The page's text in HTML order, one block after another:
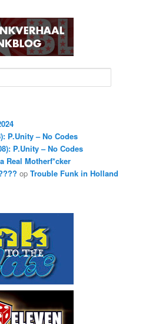
P.Unity – No Codes
P.Unity – No Codes
Real Motherf*cker
opTrouble Funk in Holland